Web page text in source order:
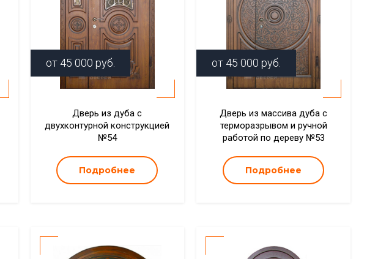
от 45 000 руб.
Дверь из дуба с
двухконтурной конструкцией
№54
Подробнее
от 45 000 руб.
Дверь из массива дуба с
терморазрывом и ручной
работой по дереву №53
Подробнее